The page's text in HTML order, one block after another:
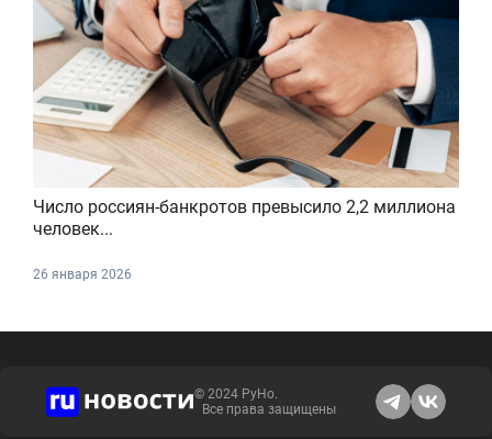
Число россиян-банкротов превысило 2,2 миллиона
человек...
26 января 2026
© 2024 РуНо.
Все права защищены